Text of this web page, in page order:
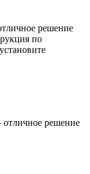
решение
по
решение